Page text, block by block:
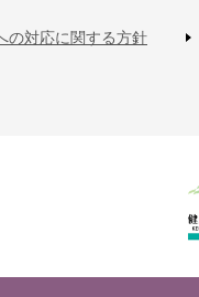
の対応に関する方針